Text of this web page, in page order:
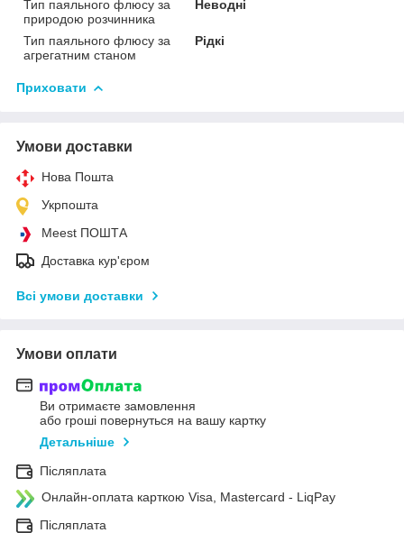
Тип паяльного флюсу за
природою розчинника
Неводні
Тип паяльного флюсу за
агрегатним станом
Рідкі
Приховати
Умови доставки
Нова Пошта
Укрпошта
Meest ПОШТА
Доставка кур'єром
Всі умови доставки
Умови оплати
Ви отримаєте замовлення
або гроші повернуться на вашу картку
Детальніше
Післяплата
Онлайн-оплата карткою Visa, Mastercard - LiqPay
Післяплата